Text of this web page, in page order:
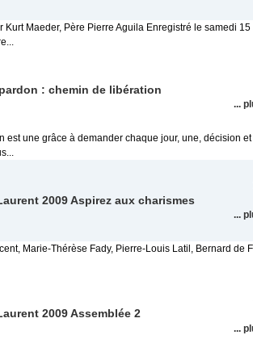
Maeder, Père Pierre Aguila Enregistré le samedi 15
: chemin de libération
...
est une grâce à demander chaque jour, une, décision et
2009 Aspirez aux charismes
...
Marie-Thérèse Fady, Pierre-Louis Latil, Bernard de
2009 Assemblée 2
...